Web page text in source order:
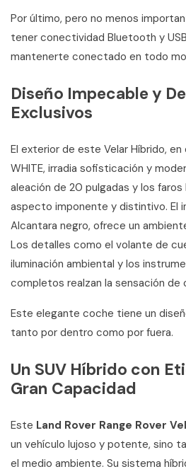
Por último, pero no menos
tener conectividad Bluetooth y
mantenerte conectado en todo
Diseño Impecable y
Exclusivos
El exterior de este Velar Híbrido, en
WHITE, irradia sofisticación y
aleación de 20 pulgadas y los faros
aspecto imponente y distintivo. El
Alcantara negro, ofrece un
Los detalles como el volante de
iluminación ambiental y los
completos realzan la sensación de
Este elegante coche tiene un
tanto por dentro como por fuera.
Un SUV Híbrido con
Gran Capacidad
Este Land Rover Range Rover
un vehículo lujoso y potente, sino
el medio ambiente. Su sistema